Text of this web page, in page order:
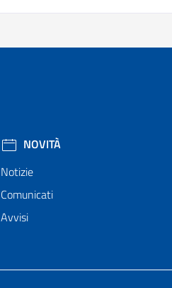
NOVITÀ
Notizie
Comunicati
Avvisi